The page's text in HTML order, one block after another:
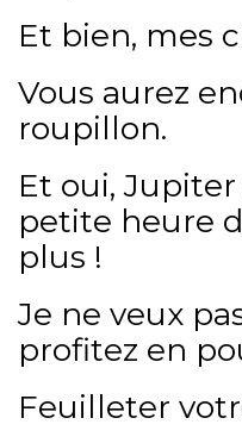
Et bien, mes
Vous aurez
roupillon.
Et oui,
petite heure
plus !
Je ne veux
profitez en
Feuilleter